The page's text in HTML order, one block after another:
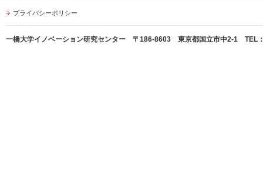
プライバシーポリシー
一橋大学イノベーション研究センター 〒186-8603 東京都国立市中2-1 TEL